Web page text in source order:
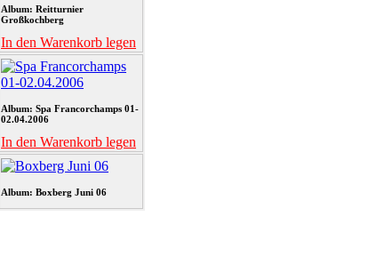
Album: Reitturnier
Großkochberg
In den Warenkorb legen
Album: Spa Francorchamps 01-
02.04.2006
In den Warenkorb legen
Album: Boxberg Juni 06